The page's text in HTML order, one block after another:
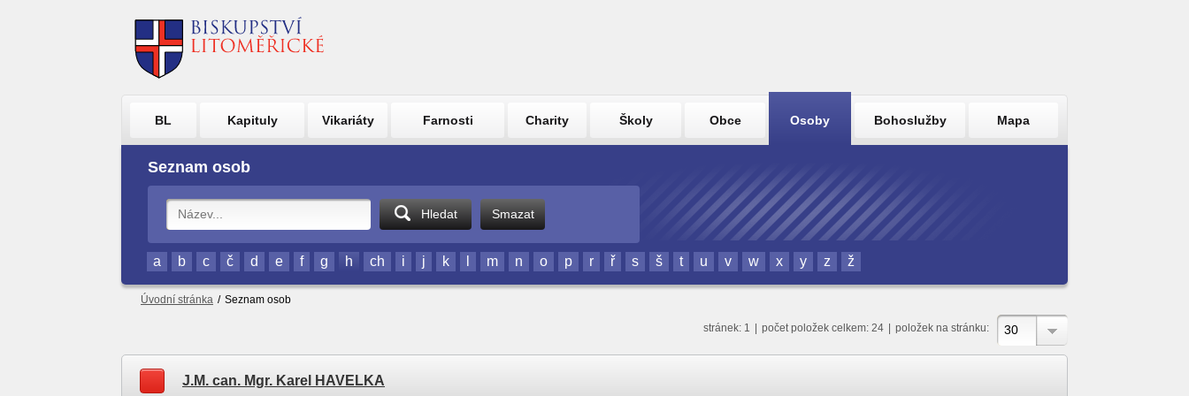
BL Kapituly Vikariáty Farnosti Charity Školy Obce Osoby Bohoslužby Mapa
Seznam osob
Hledat Smazat
a b c č d e f g h ch i j k m n o p r ř s š t u v w x y z ž
Úvodní stránka / Seznam osob
stránek: 1 počet položek celkem: 24 položek na stránku: 30
J.M. can. Mgr. Karel HAVELKA